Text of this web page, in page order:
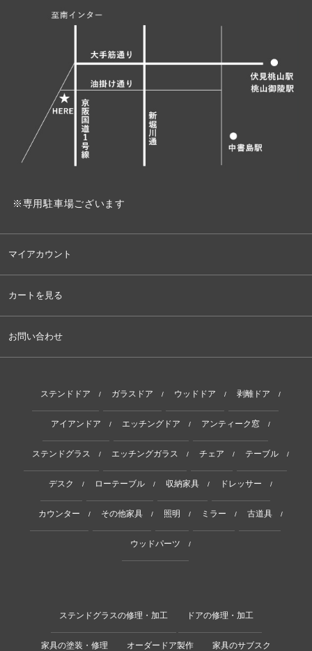
※専用駐車場ございます
マイアカウント
カートを見る
お問い合わせ
ステンドドア / ガラスドア / ウッドドア / 剥離ドア /
アイアンドア / エッチングドア / アンティーク窓 /
ステンドグラス / エッチングガラス / チェア / テーブル /
デスク / ローテーブル / 収納家具 / ドレッサー /
カウンター / その他家具 / 照明 / ミラー / 古道具 /
ウッドパーツ /
ステンドグラスの修理・加工 ドアの修理・加工
家具の塗装・修理 オーダードア製作 家具のサブスク